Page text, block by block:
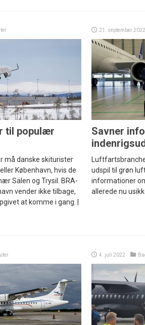
til populær
må danske skiturister
København, hvis de
Sälen og Trysil. BRA-
vender ikke tilbage,
at komme i gang. |
21. september 2022
Savner
udspil til grøn
informationer
allerede nu
4. juli 2022